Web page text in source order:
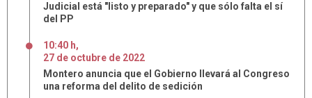
Judicial está "listo y preparado" y que sólo falta el sí
del PP
10:40 h,
27 de octubre de 2022
Montero anuncia que el Gobierno llevará al Congreso
una reforma del delito de sedición